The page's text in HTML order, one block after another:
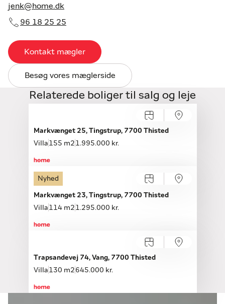
jenk@home.dk
96 18 25 25
Kontakt mægler
Besøg vores mæglerside
Relaterede boliger til salg og leje
Markvænget 25, Tingstrup, 7700 Thisted
Villa 155 m2 1.995.000 kr.
Nyhed
Markvænget 23, Tingstrup, 7700 Thisted
Villa 114 m2 1.295.000 kr.
Trapsandevej 74, Vang, 7700 Thisted
Villa 130 m2 645.000 kr.